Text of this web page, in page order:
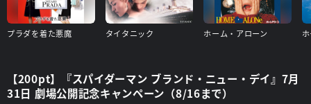
プラダを着た悪魔 タイタニック ホーム・アローン
【200pt】『スパイダーマン ブランド・ニュー・デイ』7月
31日 劇場公開記念キャンペーン（8/16まで）